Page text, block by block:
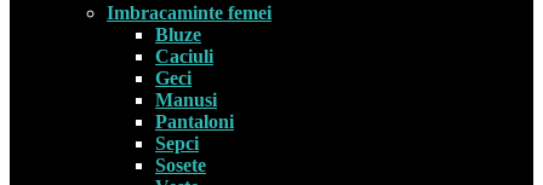
Imbracaminte femei
Bluze
Caciuli
Geci
Manusi
Pantaloni
Sepci
Sosete